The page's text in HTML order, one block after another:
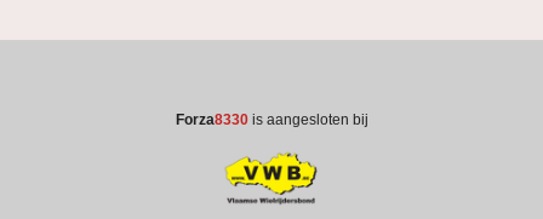
Forza8330is aangesloten bij